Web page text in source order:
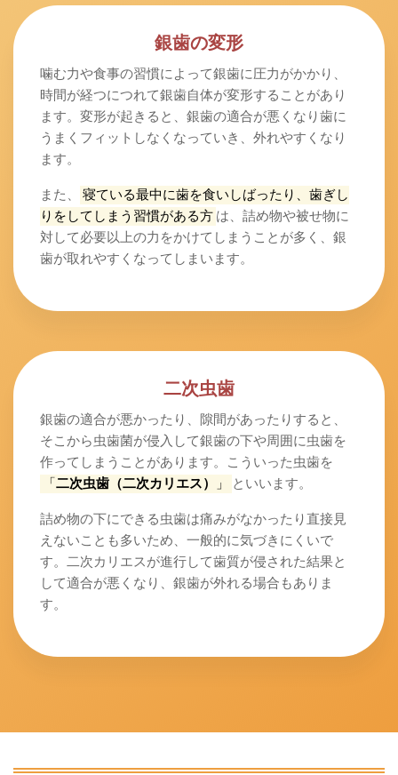
銀歯の変形
噛む力や食事の習慣によって銀歯に圧力がかかり、
時間が経つにつれて銀歯自体が変形することがあり
ます。変形が起きると、銀歯の適合が悪くなり歯に
うまくフィットしなくなっていき、外れやすくなり
ます。
また、
寝ている最中に歯を食いしばったり、歯ぎし
りをしてしまう習慣がある方 は、詰め物や被せ物に
対して必要以上の力をかけてしまうことが多く、銀
歯が取れやすくなってしまいます。
二次虫歯
銀歯の適合が悪かったり、隙間があったりすると、
そこから虫歯菌が侵入して銀歯の下や周囲に虫歯を
作ってしまうことがあります。こういった虫歯を
「 二次虫歯（二次カリエス） 」 といいます。
詰め物の下にできる虫歯は痛みがなかったり直接見
えないことも多いため、一般的に気づきにくいで
す。二次カリエスが進行して歯質が侵された結果と
して適合が悪くなり、銀歯が外れる場合もありま
す。